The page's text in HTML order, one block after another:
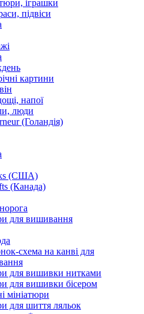
іграшки
підвіси
картини
напої
люди
(Голандія)
(США)
(Канада)
для вишивання
схема на канві для
для вишивки нитками
для вишивки бісером
мініатюри
для шиття ляльок